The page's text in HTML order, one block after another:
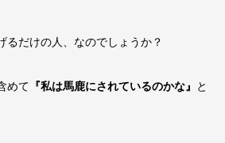
るだけの人、なのでしょうか？
めて 『私は馬鹿にされているのかな』
と